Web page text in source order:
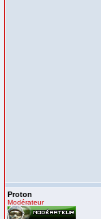
Proton
Modérateur